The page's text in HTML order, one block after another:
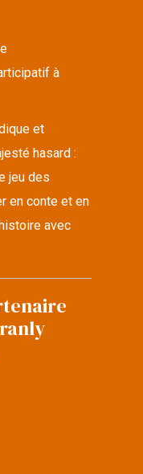
à
et
hasard :
jeu des
en conte et en
avec